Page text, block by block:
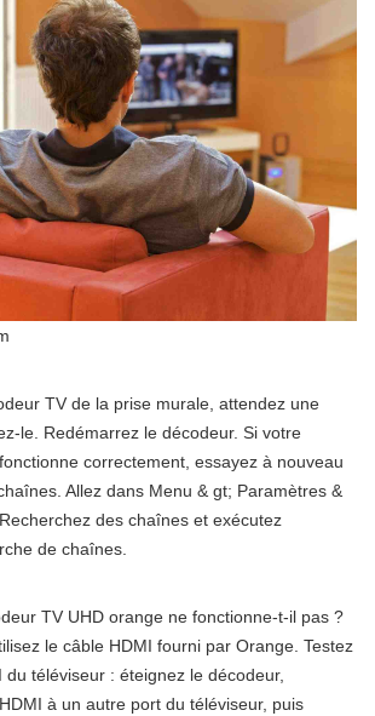
TV de la prise murale, attendez une
le. Redémarrez le décodeur. Si votre
correctement, essayez à nouveau
Allez dans Menu & gt; Paramètres &
des chaînes et exécutez
de chaînes.
TV UHD orange ne fonctionne-t-il pas ?
le câble HDMI fourni par Orange. Testez
téléviseur : éteignez le décodeur,
à un autre port du téléviseur, puis